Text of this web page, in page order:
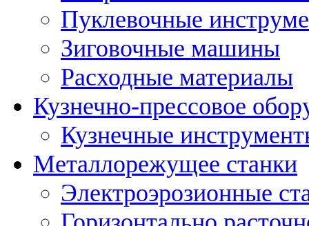
Пуклевочные
Зиговочные машины
Расходные материалы
Кузнечно-прессовое
Кузнечные
Металлорежущее станки
Электроэрозионные